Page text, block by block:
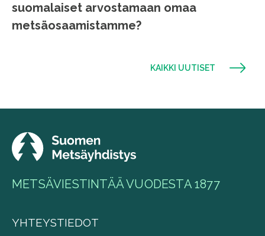
suomalaiset arvostamaan omaa
metsäosaamistamme?
KAIKKI UUTISET
METSÄVIESTINTÄÄ VUODESTA 1877
YHTEYSTIEDOT